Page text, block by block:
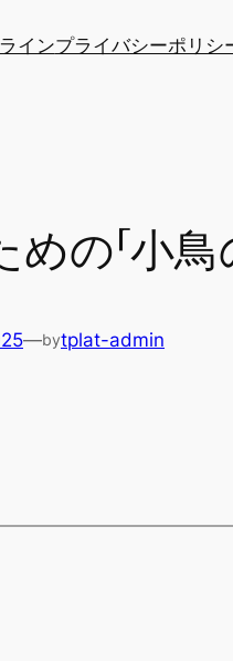
インプライバシーポリシ
の「小鳥
—bytplat-admin